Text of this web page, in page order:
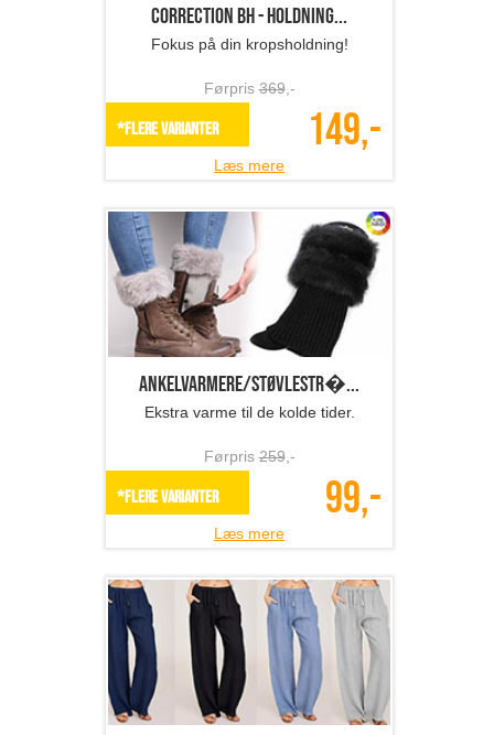
Correction BH - holdning...
Fokus på din kropsholdning!
Førpris369,-
*Flere varianter 149,-
Læs mere
Ankelvarmere/støvlestr�...
Ekstra varme til de kolde tider.
Førpris259,-
*Flere varianter 99,-
Læs mere